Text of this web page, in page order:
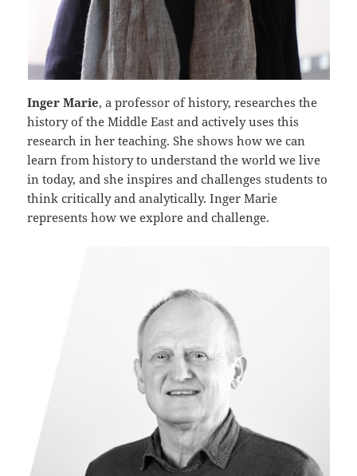
Inger Marie, a professor of history, researches the
history of the Middle East and actively uses this
research in her teaching. She shows how we can
learn from history to understand the world we live
in today, and she inspires and challenges students to
think critically and analytically. Inger Marie
represents how we explore and challenge.